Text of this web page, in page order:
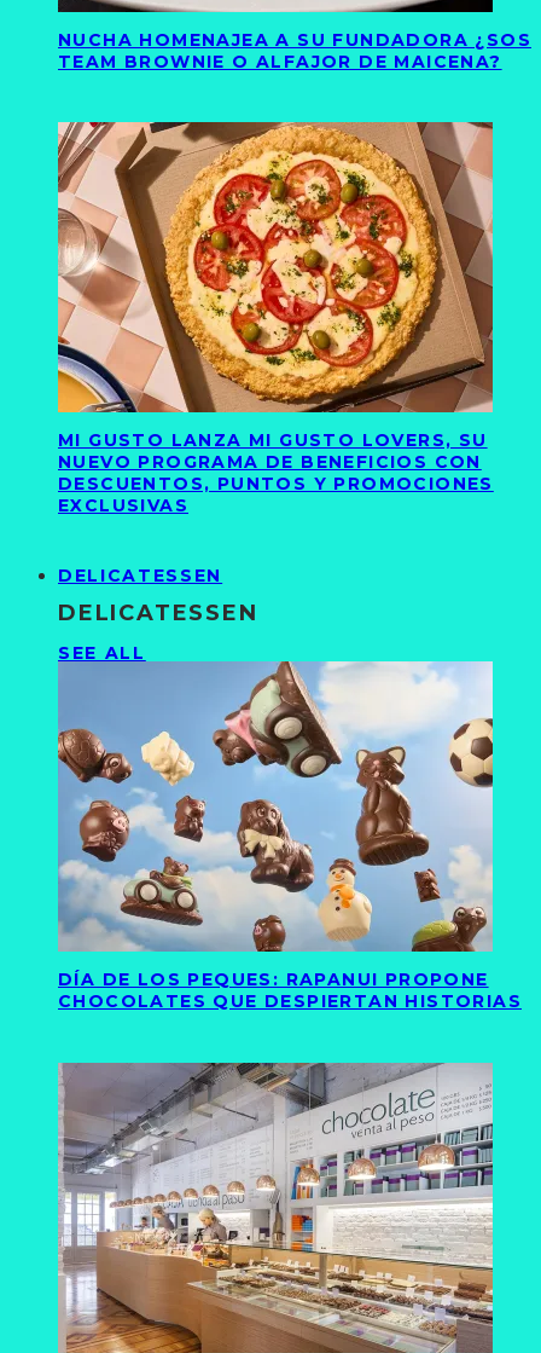
NUCHA HOMENAJEA A SU FUNDADORA ¿SOS
TEAM BROWNIE O ALFAJOR DE MAICENA?
MI GUSTO LANZA MI GUSTO LOVERS, SU
NUEVO PROGRAMA DE BENEFICIOS CON
DESCUENTOS, PUNTOS Y PROMOCIONES
EXCLUSIVAS
DELICATESSEN
DELICATESSEN
SEE ALL
DÍA DE LOS PEQUES: RAPANUI PROPONE
CHOCOLATES QUE DESPIERTAN HISTORIAS